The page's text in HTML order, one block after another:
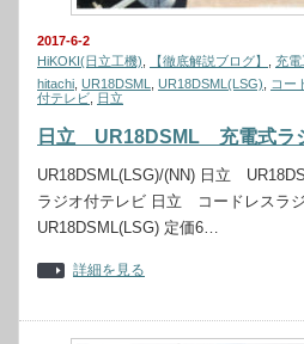
2017-6-2
HiKOKI(日立工機)
【徹底解説ブログ】 充電
hitachi UR18DSML UR18DSML(LSG) コー
付テレビ 日立
日立 UR18DSML 充電式ラ
UR18DSML(LSG)/(NN) 日立
ラジオ付テレビ 日立 コードレスラ
UR18DSML(LSG) 定価6…
詳細を見る